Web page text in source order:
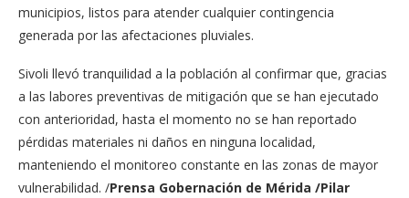
municipios, listos para atender cualquier contingencia
generada por las afectaciones pluviales.
Sivoli llevó tranquilidad a la población al confirmar que, gracias
a las labores preventivas de mitigación que se han ejecutado
con anterioridad, hasta el momento no se han reportado
pérdidas materiales ni daños en ninguna localidad,
manteniendo el monitoreo constante en las zonas de mayor
vulnerabilidad. /Prensa Gobernación de Mérida /Pilar